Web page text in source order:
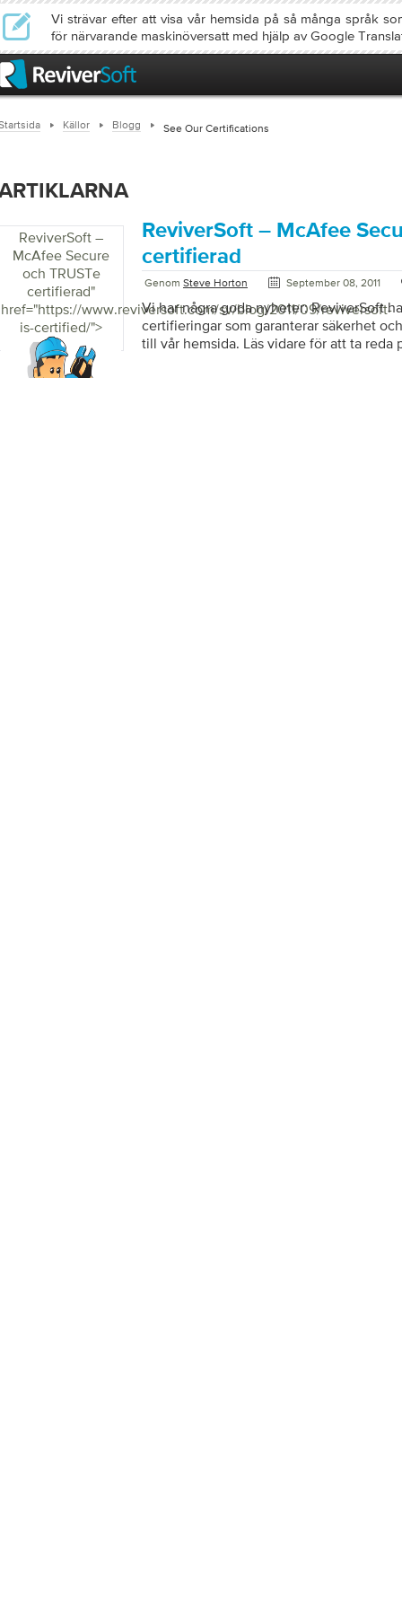
Vi strävar efter att visa vår hemsida på så många språk
för närvarande maskinöversatt med hjälp av Google
Källor Blogg See Our Certifications
ReviverSoft –
McAfee Secure
och TRUSTe
certifierad"
href="https://www.reviversoft.com/sv/blog/2011/09/reviversoft-
is-certified/">
ReviverSoft – McAfee
certifierad
Genom Steve Horton September 08, 2011
Vi har några goda nyheter: ReviverSoft
certifieringar som garanterar säkerhet
till vår hemsida. Läs vidare för att ta reda